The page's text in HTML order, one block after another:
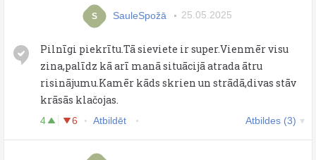
S SauleSpožā 25.05.2025
Pilnīgi piekrītu.Tā sieviete ir super.Vienmēr visu
zina,palīdz kā arī manā situācijā atrada ātru
risinājumu.Kamēr kāds skrien un strādā,divas stāv
krāsās klačojas.
4 6 Atbildēt Atbildes (3)